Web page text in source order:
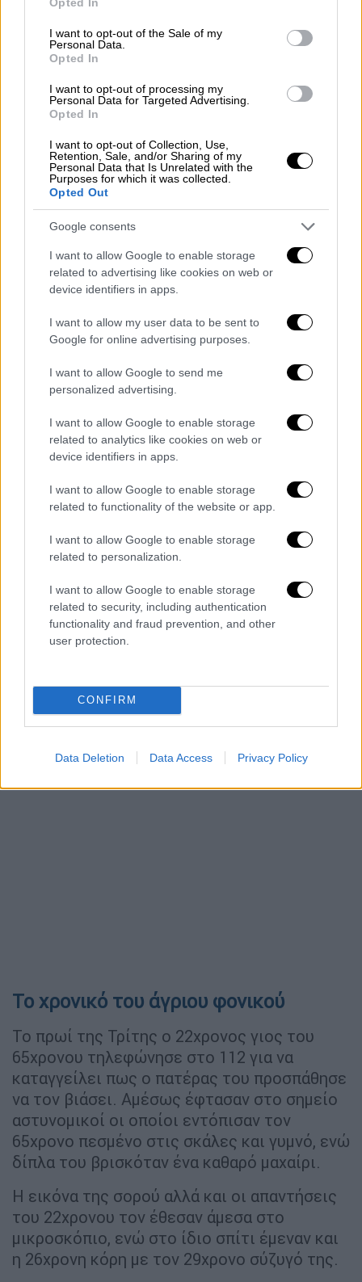
use your data for below specified purposes in below Google
consent section.
I want to opt-out of the Sale of my
Personal Data.
Opted In
I want to opt-out of processing my
Personal Data for Targeted Advertising.
Opted In
I want to opt-out of Collection, Use,
Retention, Sale, and/or Sharing of my
Personal Data that Is Unrelated with the
Purposes for which it was collected.
Opted Out
Google consents
I want to allow Google to enable storage
related to advertising like cookies on web or
device identifiers in apps.
I want to allow my user data to be sent to
Google for online advertising purposes.
I want to allow Google to send me
personalized advertising.
I want to allow Google to enable storage
related to analytics like cookies on web or
device identifiers in apps.
I want to allow Google to enable storage
related to functionality of the website or app.
I want to allow Google to enable storage
related to personalization.
I want to allow Google to enable storage
related to security, including authentication
functionality and fraud prevention, and other
user protection.
CONFIRM
Data Deletion Data Access Privacy Policy
Σοκάρουν τα ευρήματα στο άψυχο
σώμα του
Σοκάρουν τα ευρήματα από την
νεκροψία-
νεκροτομήπου έγινε στο άψυχο σώμα του
65χρονου που δολοφονήθηκε άγρια στο
κρεβάτι τουστους
Ανδρονιανούς Ευβοίας.
Σύμφωνα με πληροφορίες τουethnos.gr,
διαπιστώθηκε, κατά τη διάρκεια της
εξέτασης, πως η σορός του 65χρονου είχε
σπάσιμο στο στέρνο. Όπως προκύπτει
δηλαδή από τα ευρήματα, όταν οι
πήγαν να πνίξουν τον άτυχο άνδρα με το
μαξιλάρι, ο 66χρονος ξύπνησε και
αποπειράθηκε να αντισταθεί.
Τότε ήταν που οι δράστες ανέβηκαν επάνω
του, πιθανόν με τα γόνατα, για να μπορέσουν
να τον συγκρατήσουν και με το βάρος τους,
του έσπασαν το στέρνο. Όπως φαίνεται, ο
είχε έναν μαρτυρικό ασφυκτικό
θάνατοκαι οι τελευταίες του στιγμές ήταν
εξαιρετικά αγωνιώδεις.
Σήμερα, όπως αναφέρουν καλά
πληροφορημένες πηγές στοethnos.gr,
εξετάστηκαν από
συλληφθέντες για την δολοφονία του
65χρονου φέρει σημάδια που να συνάδουν με
άνδρα.
Το χρονικό του άγριου φονικού
Το πρωί της Τρίτης ο 22χρονος γιος του
65χρονου τηλεφώνησε στο 112 για να
καταγγείλει πως ο πατέρας του προσπάθησε
να τον βιάσει. Αμέσως έφτασαν στο σημείο
αστυνομικοί οι οποίοι εντόπισαν τον
65χρονο πεσμένο στις σκάλες και γυμνό, ενώ
δίπλα του βρισκόταν ένα καθαρό μαχαίρι.
Η εικόνα της σορού αλλά και οι απαντήσεις
του 22χρονου τον έθεσαν άμεσα στο
μικροσκόπιο, ενώ στο ίδιο σπίτι έμεναν και
η 26χρονη κόρη με τον 29χρονο σύζυγό της.